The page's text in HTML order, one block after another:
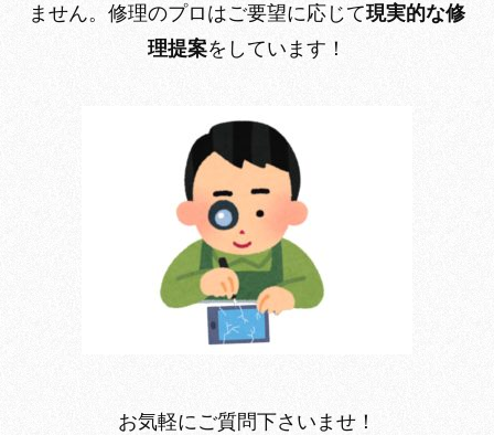
ません。修理のプロはご要望に応じて現実的な修
理提案をしています！
お気軽にご質問下さいませ！